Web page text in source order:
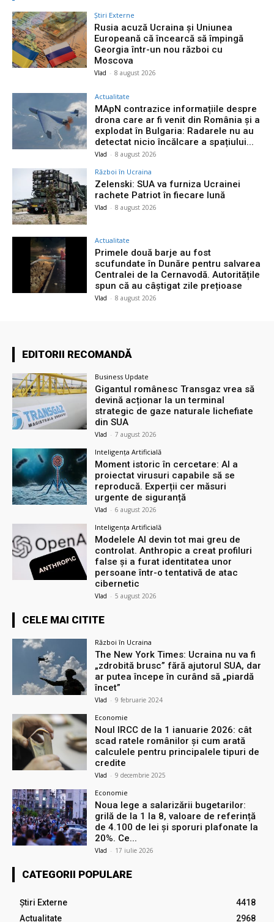
Știri Externe
Rusia acuză Ucraina și Uniunea
Europeană că încearcă să împingă
Georgia într-un nou război cu
Moscova
Vlad - 8 august 2026
Actualitate
MApN contrazice informațiile despre
drona care ar fi venit din România și a
explodat în Bulgaria: Radarele nu au
detectat nicio încălcare a spațiului...
Vlad - 8 august 2026
Război în Ucraina
Zelenski: SUA va furniza Ucrainei
rachete Patriot în fiecare lună
Vlad - 8 august 2026
Actualitate
Primele două barje au fost
scufundate în Dunăre pentru salvarea
Centralei de la Cernavodă. Autoritățile
spun că au câștigat zile prețioase
Vlad - 8 august 2026
EDITORII RECOMANDĂ
Business Update
Gigantul românesc Transgaz vrea să
devină acționar la un terminal
strategic de gaze naturale lichefiate
din SUA
Vlad - 7 august 2026
Inteligența Artificială
Moment istoric în cercetare: AI a
proiectat virusuri capabile să se
reproducă. Experții cer măsuri
urgente de siguranță
Vlad - 6 august 2026
Inteligența Artificială
Modelele AI devin tot mai greu de
controlat. Anthropic a creat profiluri
false și a furat identitatea unor
persoane într-o tentativă de atac
cibernetic
Vlad - 5 august 2026
CELE MAI CITITE
Război în Ucraina
The New York Times: Ucraina nu va fi
„zdrobită brusc” fără ajutorul SUA, dar
ar putea începe în curând să „piardă
încet”
Vlad - 9 februarie 2024
Economie
Noul IRCC de la 1 ianuarie 2026: cât
scad ratele românilor și cum arată
calculele pentru principalele tipuri de
credite
Vlad - 9 decembrie 2025
Economie
Noua lege a salarizării bugetarilor:
grilă de la 1 la 8, valoare de referință
de 4.100 de lei și sporuri plafonate la
20%. Ce...
Vlad - 17 iulie 2026
CATEGORII POPULARE
Știri Externe
4418
Actualitate
2968